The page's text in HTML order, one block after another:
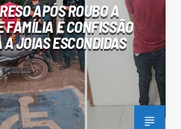
APÓS ROUBO A
FAMÍLIA E CONFISSÃO
JOIAS ESCONDIDAS